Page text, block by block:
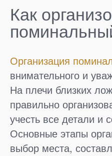
Как
Организация
внимательного и
На плечи близких
правильно
учесть все детали и
Основные этапы
выбор места,